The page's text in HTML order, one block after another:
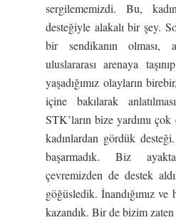
sergilememizdi. Bu,
desteğiyle alakalı bir şey.
bir sendikanın olması,
uluslararası arenaya
yaşadığımız olayların
içine bakılarak
STK’ların bize yardımı
kadınlardan gördük
başarmadık. Biz
çevremizden de destek
göğüsledik. İnandığımız ve
kazandık. Bir de bizim zaten